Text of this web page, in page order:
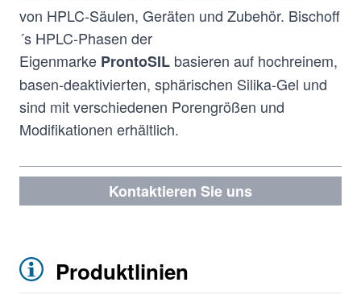
von HPLC-Säulen, Geräten und Zubehör. Bischoff
´s HPLC-Phasen der
Eigenmarke ProntoSIL basieren auf hochreinem,
basen-deaktivierten, sphärischen Silika-Gel und
sind mit verschiedenen Porengrößen und
Modifikationen erhältlich.
Kontaktieren Sie uns
Produktlinien